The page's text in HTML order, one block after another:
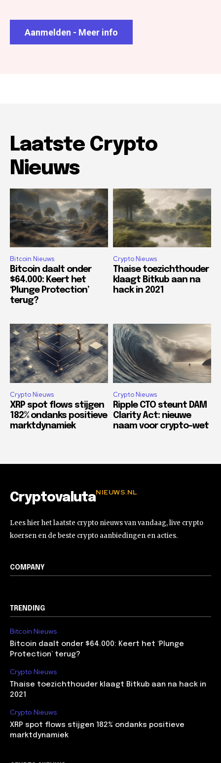
Aanmelden - Meer info
Laatste Crypto
Nieuws
Bitcoin Nieuws
Bitcoin daalt onder
$64.000: Keert het
‘Plunge Protection’
terug?
Crypto Nieuws
Thaise toezichthouder
klaagt Bitkub aan na
hack in 2021
Crypto Nieuws
XRP spot flows stijgen
182% ondanks positieve
marktdynamiek
Crypto Nieuws
Ripple CTO steunt DAM
Clarity Act: nieuwe
naam voor crypto-wet
CryptovalutaNIEUWS.NL
Lees hier het laatste crypto nieuws van vandaag, live crypto
koersen en de beste crypto aanbiedingen en acties.
COMPANY
TRENDING
Bitcoin Nieuws
Bitcoin daalt onder $64.000: Keert het ‘Plunge
Protection’ terug?
Crypto Nieuws
Thaise toezichthouder klaagt Bitkub aan na hack in
2021
Crypto Nieuws
XRP spot flows stijgen 182% ondanks positieve
marktdynamiek